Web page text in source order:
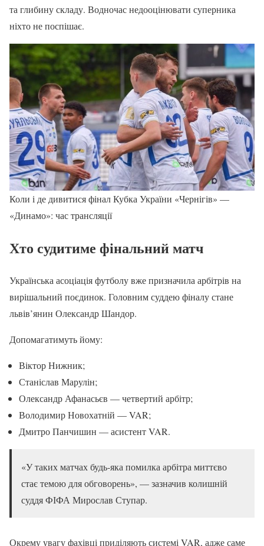
та глибину складу. Водночас недооцінювати суперника
ніхто не поспішає.
Коли і де дивитися фінал Кубка України «Чернігів» —
«Динамо»: час трансляції
Хто судитиме фінальний матч
Українська асоціація футболу вже призначила арбітрів на
вирішальний поєдинок. Головним суддею фіналу стане
львів’янин Олександр Шандор.
Допомагатимуть йому:
Віктор Нижник;
Станіслав Марулін;
Олександр Афанасьєв — четвертий арбітр;
Володимир Новохатній — VAR;
Дмитро Панчишин — асистент VAR.
«У таких матчах будь-яка помилка арбітра миттєво
стає темою для обговорень», — зазначив колишній
суддя ФІФА Мирослав Ступар.
Окрему увагу фахівці приділяють системі VAR, адже саме